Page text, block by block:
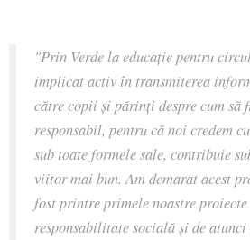
"Prin Verde la educație pentru
implicat activ în transmiterea
către copii și părinți despre cum să
responsabil, pentru că noi credem
sub toate formele sale, contribuie
viitor mai bun. Am demarat acest
fost printre primele noastre proiecte
responsabilitate socială și de atunci